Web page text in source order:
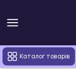
Каталог товарів